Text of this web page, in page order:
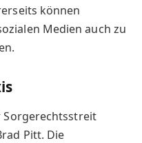
können
Medien auch zu
Sorgerechtsstreit
Pitt. Die